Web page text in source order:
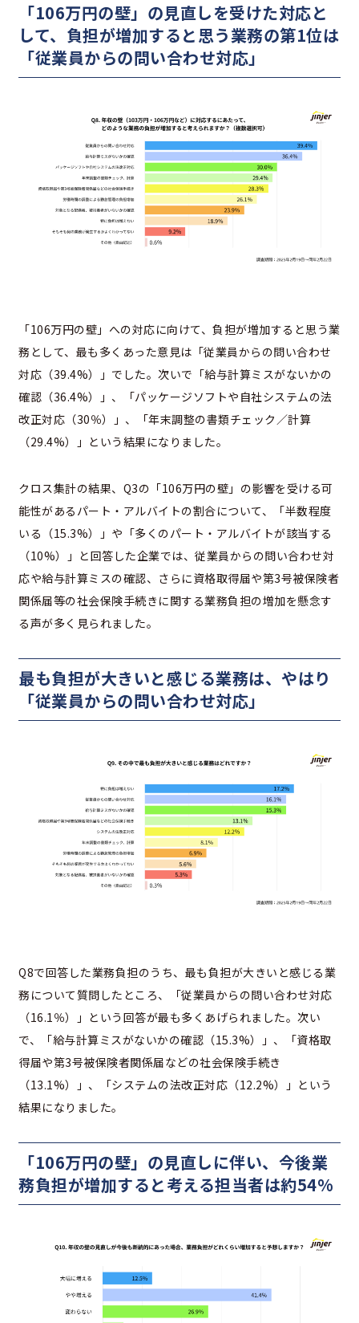
「106万円の壁」の見直しを受けた対応と
して、負担が増加すると思う業務の第1位は
「従業員からの問い合わせ対応」
「106万円の壁」への対応に向けて、負担が増加すると思う業
務として、最も多くあった意見は「従業員からの問い合わせ
対応（39.4%）」でした。次いで「給与計算ミスがないかの
確認（36.4%）」、「パッケージソフトや自社システムの法
改正対応（30％）」、「年末調整の書類チェック／計算
（29.4%）」という結果になりました。
クロス集計の結果、Q3の「106万円の壁」の影響を受ける可
能性があるパート・アルバイトの割合について、「半数程度
いる（15.3%）」や「多くのパート・アルバイトが該当する
（10%）」と回答した企業では、従業員からの問い合わせ対
応や給与計算ミスの確認、さらに資格取得届や第3号被保険者
関係届等の社会保険手続きに関する業務負担の増加を懸念す
る声が多く見られました。
最も負担が大きいと感じる業務は、やはり
「従業員からの問い合わせ対応」
Q8で回答した業務負担のうち、最も負担が大きいと感じる業
務について質問したところ、「従業員からの問い合わせ対応
（16.1％）」という回答が最も多くあげられました。次い
で、「給与計算ミスがないかの確認（15.3%）」、「資格取
得届や第3号被保険者関係届などの社会保険手続き
（13.1%）」、「システムの法改正対応（12.2%）」という
結果になりました。
「106万円の壁」の見直しに伴い、今後業
務負担が増加すると考える担当者は約54%